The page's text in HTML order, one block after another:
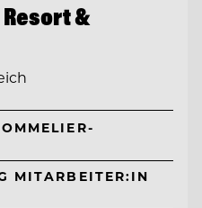
&
MITARBEITER:IN